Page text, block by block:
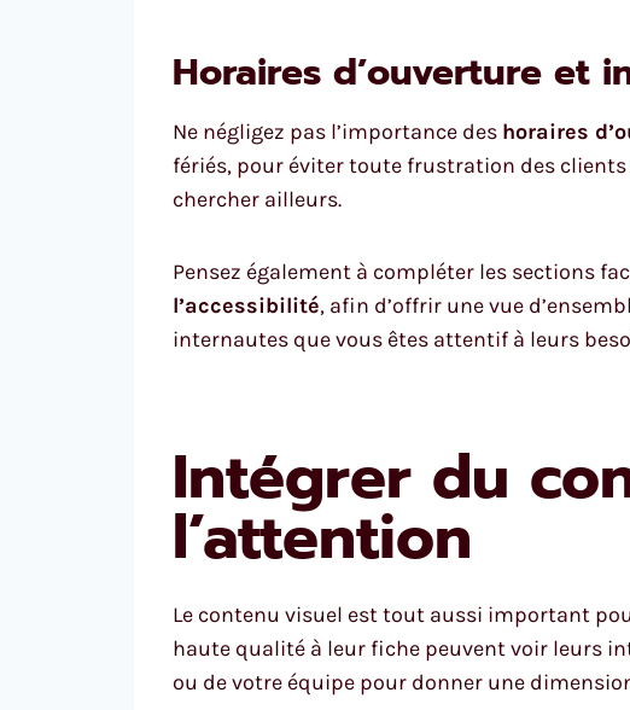
Horaires d’ouverture et
Ne négligez pas l’importance des horaires
fériés, pour éviter toute frustration des
chercher ailleurs.
Pensez également à compléter les sections
l’accessibilité, afin d’offrir une vue
internautes que vous êtes attentif à leurs
Intégrer du
l’attention
Le contenu visuel est tout aussi important
haute qualité à leur fiche peuvent voir leurs
ou de votre équipe pour donner une